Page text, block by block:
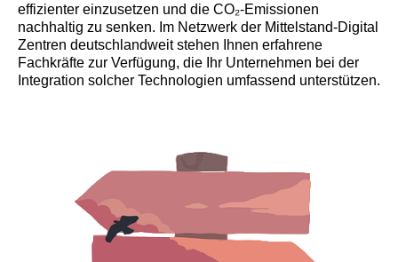
effizienter einzusetzen und die CO₂-Emissionen
nachhaltig zu senken. Im Netzwerk der Mittelstand-Digital
Zentren deutschlandweit stehen Ihnen erfahrene
Fachkräfte zur Verfügung, die Ihr Unternehmen bei der
Integration solcher Technologien umfassend unterstützen.